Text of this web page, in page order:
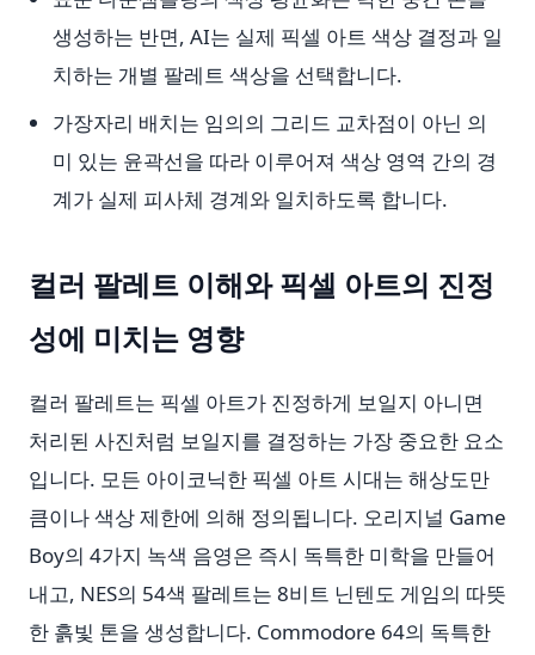
생성하는 반면, AI는 실제 픽셀 아트 색상 결정과 일
치하는 개별 팔레트 색상을 선택합니다.
가장자리 배치는 임의의 그리드 교차점이 아닌 의
미 있는 윤곽선을 따라 이루어져 색상 영역 간의 경
계가 실제 피사체 경계와 일치하도록 합니다.
컬러 팔레트 이해와 픽셀 아트의 진정
성에 미치는 영향
컬러 팔레트는 픽셀 아트가 진정하게 보일지 아니면
처리된 사진처럼 보일지를 결정하는 가장 중요한 요소
입니다. 모든 아이코닉한 픽셀 아트 시대는 해상도만
큼이나 색상 제한에 의해 정의됩니다. 오리지널 Game
Boy의 4가지 녹색 음영은 즉시 독특한 미학을 만들어
내고, NES의 54색 팔레트는 8비트 닌텐도 게임의 따뜻
한 흙빛 톤을 생성합니다. Commodore 64의 독특한